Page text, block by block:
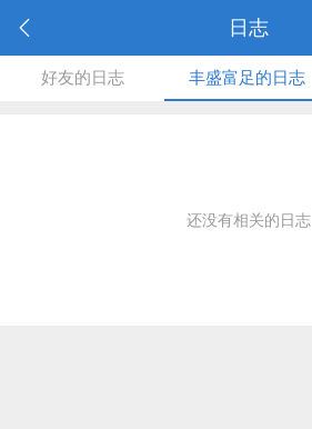
日志
好友的日志 丰盛富足的日志
还没有相关的日志